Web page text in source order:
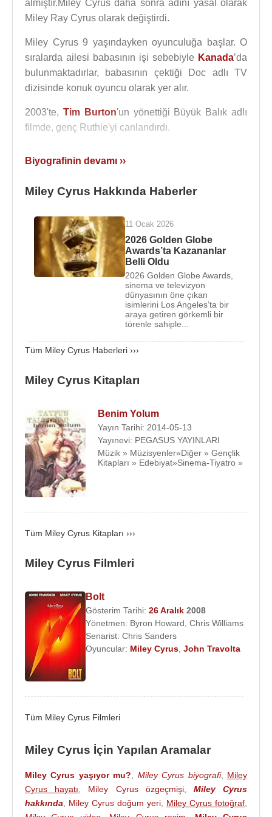
almıştır.Miley Cyrus daha sonra adını yasal olarak
Miley Ray Cyrus olarak değiştirdi.
Miley Cyrus 9 yaşındayken oyunculuğa başlar. O
sıralarda ailesi babasının işi sebebiyle Kanada’da
bulunmaktadırlar, babasının çektiği Doc adlı TV
dizisinde konuk oyuncu olarak yer alır.
2003'te, Tim Burton'un yönettiği Büyük Balık adlı
filmde, genç Ruthie'yi canlandırdı.
başladığında 11 yaşındadır. Ve kanalın yetkilileri
içindedirler. Miley 12 yaşına geldiğinde “
olarak seçilir. Cyrus bu rol gereği pop müzik
konserleri veren birini canlandırmaktadır. Çünkü
Miley enerjik ve canlı performansı sebebiyle seçilir.
Cyrus uzun yıllar boyunca güney aksanından
kurtulmaya çalışır. Ancak kanal yöneticileri bunun
aksini ister. 2008'nin Aralık ayında başlayan
“Hannah Montana” dizisi 23 Nisan 2011de bitti.
22 Haziran 2006’daWalt DisneyWorld, Orlando
’da Hannah Montana
Walt Disney Plakçılık, Hanna Montana soundtrack
İlk soundtrack albümünün çıkmasından 8 ay sonra
Cyrus Hannah Montana 2: Meet Miley Cyrus adlı
çift albümü çıkarır. Birinci disk 2. Hannah Montana
soundtack olup ikinci disk Cyrus’un, Destiny Hope
Cyrus adlı ilk albümüdür.
Adventures In Babysitting, Hannah Montana: The
Lives (2009), Can't Be Tamed (2010).
Türkiye'de 16 Nisan 2010'da gösterime giren “
Last Song” adlı filmde sonra sevgilisi olan “
Hemsworth
” ile birlikte oynadı.
2012 yılında oyuncuLiam Hemsworthile
nişanlandı. Ancak sonra çeşitli sebeplerle
ayrılmıştır. Miley Cyrus, 23 Aralık 2018 tarihinde
Kız hayranlarına Smiler, erkek hayranlarına Boy
ara veren şarkıcı, 3 Haziran 2013'te "Bangerz" adlı
Can't Stop"ı yayınlamıştır.
Albümleri:
Biyografinin devamı ››
Miley Cyrus Hakkında Haberler
11 Ocak 2026
2026 Golden Globe
Awards’ta Kazananlar
Belli Oldu
2026 Golden Globe Awards,
sinema ve televizyon
dünyasının öne çıkan
isimlerini Los Angeles’ta bir
araya getiren görkemli bir
törenle sahiple...
Tüm Miley Cyrus Haberleri ›››
Miley Cyrus Kitapları
Benim Yolum
Yayın Tarihi: 2014-05-13
Yayınevi: PEGASUS YAYINLARI
Müzik » Müzisyenler»Diğer » Gençlik
Kitapları » Edebiyat»Sinema-Tiyatro »
Tüm Miley Cyrus Kitapları ›››
Miley Cyrus Filmleri
Bolt
Gösterim Tarihi: 26 Aralık 2008
Yönetmen: Byron Howard, Chris Williams
Senarist: Chris Sanders
Oyuncular: Miley Cyrus, John Travolta
Tüm Miley Cyrus Filmleri
Miley Cyrus İçin Yapılan Aramalar
Miley Cyrus yaşıyor mu? Miley Cyrus biyografi, Miley
Cyrus hayatı
Miley Cyrus özgeçmişi, Miley Cyrus
hakkında
Miley Cyrus doğum yeri Miley Cyrus fotoğraf